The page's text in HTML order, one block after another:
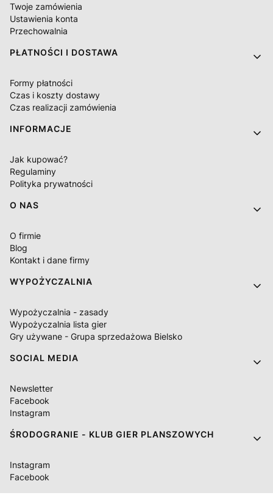
Twoje zamówienia
Ustawienia konta
Przechowalnia
PŁATNOŚCI I DOSTAWA
Formy płatności
Czas i koszty dostawy
Czas realizacji zamówienia
INFORMACJE
Jak kupować?
Regulaminy
Polityka prywatności
O NAS
O firmie
Blog
Kontakt i dane firmy
WYPOŻYCZALNIA
Wypożyczalnia - zasady
Wypożyczalnia lista gier
Gry używane - Grupa sprzedażowa Bielsko
SOCIAL MEDIA
Newsletter
Facebook
Instagram
ŚRODOGRANIE - KLUB GIER PLANSZOWYCH
Instagram
Facebook